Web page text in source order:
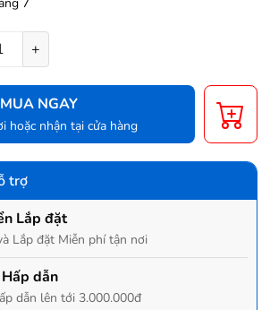
+
MUA NGAY
hoặc nhận tại cửa hàng
trợ
Lắp đặt
Lắp đặt Miễn phí tận nơi
dẫn
dẫn lên tới 3.000.000đ